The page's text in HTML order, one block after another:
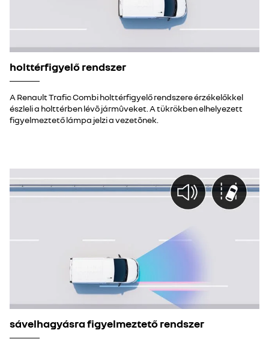
holttérfigyelő rendszer
A Renault Trafic Combi holttérfigyelő rendszere érzékelőkkel
észleli a holttérben lévõ jármûveket. A tükrökben elhelyezett
figyelmeztető lámpa jelzi a vezetõnek.
sávelhagyásra figyelmeztető rendszer